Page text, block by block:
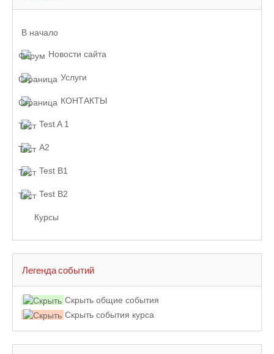
В начало
Новости сайта
Услуги
КОНТАКТЫ
Test A 1
A2
Test B1
Test B2
Курсы
Легенда событий
Скрыть общие события
Скрыть события курса